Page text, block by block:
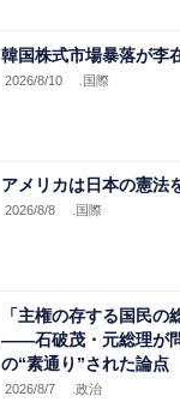
韓国株式市場暴落が李
2026/8/10 .国際
アメリカは日本の憲法
2026/8/8 .国際
「主権の存する国民の
――石破茂・元総理が
の“素通り”された論点
2026/8/7 .政治